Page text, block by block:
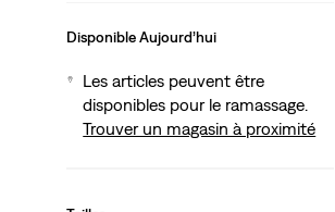
Disponible Aujourd’hui
Les articles peuvent être
disponibles pour le ramassage.
Trouver un magasin à proximité